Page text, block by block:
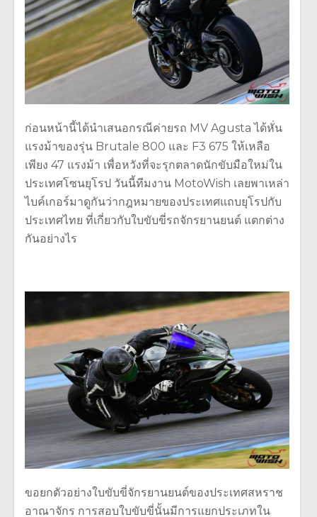
ก่อนหน้านี้ได้นำเสนอกรณีค่ายรถ MV Agusta ได้หั่น
แรงม้าของรุ่น Brutale 800 และ F3 675 ให้เหลือ
เพียง 47 แรงม้า เพื่อหวังที่จะรุกตลาดนักขับมือใหม่ใน
ประเทศโซนยุโรป วันนี้ทีมงาน MotoWish เลยพาเหล่า
ไบค์เกอร์มาดูกันว่ากฎหมายของประเทศแถบยุโรปกับ
ประเทศไทย ที่เกี่ยวกับใบขับขี่รถจักรยานยนต์ แตกต่าง
กันอย่างไร
ขอยกตัวอย่างใบขับขี่จักรยานยนต์ของประเทศสหราช
อาณาจักร การสอบใบขับขี่นั้นมีการแยกประเภทใน